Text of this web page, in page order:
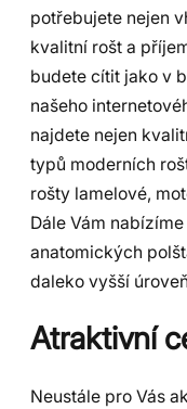
potřebujete nejen
kvalitní rošt a
budete cítit jako v
našeho
najdete nejen
typů moderních
rošty lamelové,
Dále Vám
anatomických
daleko vyšší
Atraktivní
Neustále pro Vás